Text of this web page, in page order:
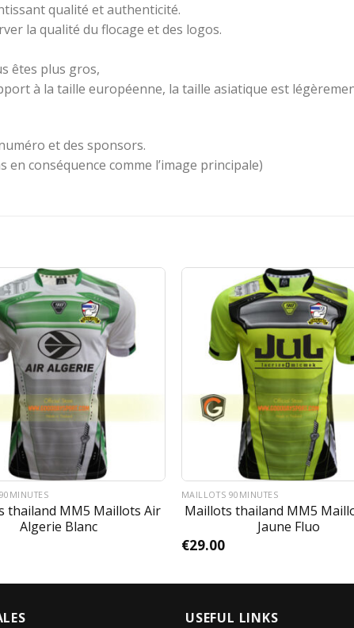
qualité et authenticité.
la qualité du flocage et des logos.
êtes plus gros,
à la taille européenne, la taille asiatique est
et des sponsors.
conséquence comme l’image principale)
thailand MM5 Maillots Air
Algerie Blanc
MAILLOTS 90MINUTES
Maillots thailand MM5
Jaune Fluo
€29.00
USEFUL LINKS